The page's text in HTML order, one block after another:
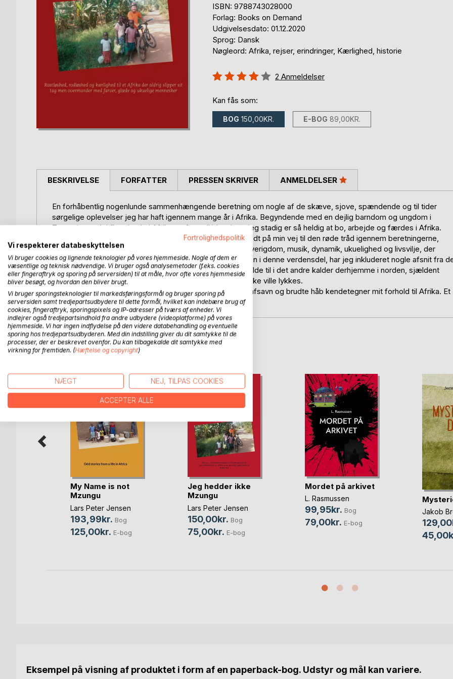
ISBN: 9788743028000
Forlag: Books on Demand
Udgivelsesdato: 01.12.2020
Sprog: Dansk
Nøgleord: Afrika, rejser, erindringer, Kærlighed, historie
Anmeldelse::
2 Anmeldelser
Kan fås som:
BOG 150,00KR. E-BOG 89,00KR.
BESKRIVELSE
En forhåbentlig nogenlunde sammenhængende beretning om nogle af de skæve, sjove, spændende og til tider
sørgelige oplevelser jeg har haft igennem mange år i Afrika. Begyndende med en dejlig barndom og ungdom i
Tanzania, rundt i flere lande i Afrika og frem til idag, hvor jeg stadig er så heldig at bo, arbejde og færdes i Afrika.
Jeg har forsøgt at gøre de menneskeskæbner, jeg har mødt på min vej til den røde tråd igennem beretningerne,
men også at bibringe læseren en fornemmelse af den farverigdom, musik, dynamik, ukuelighed og livsvilje, der
dagligt slår en i ansigtet i Afrika. Som kontrast til tilværelsen i denne verdensdel, har jeg inkluderet nogle afsnit fra
perioder i mit liv, hvor jeg har gjort mit allerbedste for at falde til i det andre kalder derhjemme i norden, sjældent
med held og altid med personlige omkostninger, når det ikke ville lykkes.
Rastløshed, rodløshed, kærlighed, forelskelse men også afsavn og brudte håb kendetegner mit forhold til Afrika. Et
Afrika der aldrig slipper sit tag
FORFATTER PRESSEN SKRIVER ANMELDELSER
FLERE TITLER HOSBoD
My Name is not
Mzungu
Lars Peter Jensen
193,99kr. Bog
125,00kr. E-bog
Jeg hedder ikke
Mzungu
Lars Peter Jensen
150,00kr. Bog
75,00kr. E-bog
Mordet på arkivet
L. Rasmussen
99,95kr. Bog
79,00kr. E-bog
Jakob
Eksempel på visning af produktet i form af en paperback-bog. Udstyr og mål kan variere.
Fortrolighedspolitik
Vi respekterer databeskyttelsen
Vi bruger cookies og lignende teknologier på vores hjemmeside. Nogle af dem er
væsentlige og teknisk nødvendige. Vi bruger også analysemetoder (f.eks. cookies
eller fingeraftryk og sporing på serversiden) til at måle, hvor ofte vores hjemmeside
bliver besøgt, og hvordan den bliver brugt.
Vi bruger sporingsteknologier til markedsføringsformål og bruger sporing på
serversiden samt tredjepartsudbydere til dette formål, hvilket kan indebære brug af
cookies, fingeraftryk, sporingspixels og IP-adresser på tværs af enheder. Vi
indlejrer også tredjepartsindhold fra andre udbydere (videoplatforme) på vores
hjemmeside. Vi har ingen indflydelse på den videre databehandling og eventuelle
sporing hos tredjepartsudbyderen. Med din indstilling giver du dit samtykke til de
processer, der er beskrevet ovenfor. Du kan tilbagekalde dit samtykke med
virkning for fremtiden. (Hæftelse og copyright)
NÆGT NEJ, TILPAS COOKIES
ACCEPTER ALLE